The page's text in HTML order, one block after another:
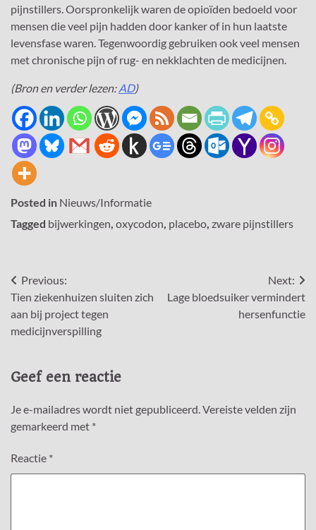
pijnstillers. Oorspronkelijk waren de opioïden bedoeld voor
mensen die veel pijn hadden door kanker of in hun laatste
levensfase waren. Tegenwoordig gebruiken ook veel mensen
met chronische pijn of rug- en nekklachten de medicijnen.
(Bron en verder lezen:AD)
Posted in Nieuws/Informatie
Tagged bijwerkingen, oxycodon, placebo, zware pijnstillers
Bericht
navigatie
Previous:
Tien ziekenhuizen sluiten zich
aan bij project tegen
medicijnverspilling
Next:
Lage bloedsuiker vermindert
hersenfunctie
Geef een reactie
Je e-mailadres wordt niet gepubliceerd.Vereiste velden zijn
gemarkeerd met *
Reactie *